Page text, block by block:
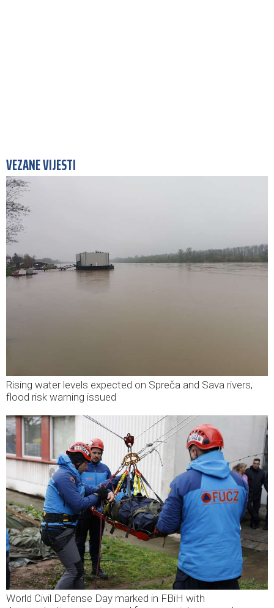
VEZANE VIJESTI
Rising water levels expected on Spreča and Sava rivers,
flood risk warning issued
World Civil Defense Day marked in FBiH with